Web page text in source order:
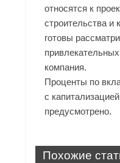
относятся к
строительства и
готовы
компания.
Проценты по
с
предусмотрено.
Похожие